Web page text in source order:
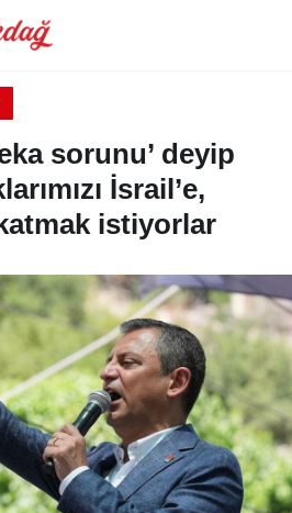
sorunu’ deyip
İsrail’e,
istiyorlar